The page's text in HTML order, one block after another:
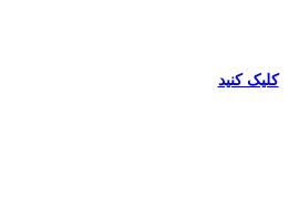
کلیک کنید